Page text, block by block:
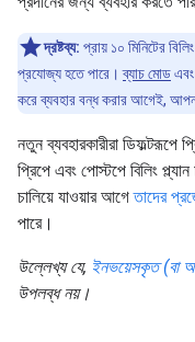
দ্রষ্টব্য: প্রায় ১০ মিনিটের
প্রযোজ্য হতে পারে।ব্যাচ মোড
করে ব্যবহার বন্ধ করার আগেই,
নতুন ব্যবহারকারীরা ডিফল্টরূপে
প্রিপে এবং পোস্টপে বিলিং
চালিয়ে যাওয়ার আগেতাদের
পারে।
উল্লেখ্য যে, ইনভয়েসকৃত (বা
উপলব্ধ নয়।